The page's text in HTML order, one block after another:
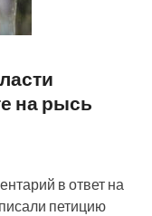
на рысь
в ответ на
петицию